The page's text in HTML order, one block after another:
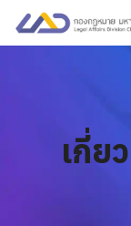
Skip
เกี่ย